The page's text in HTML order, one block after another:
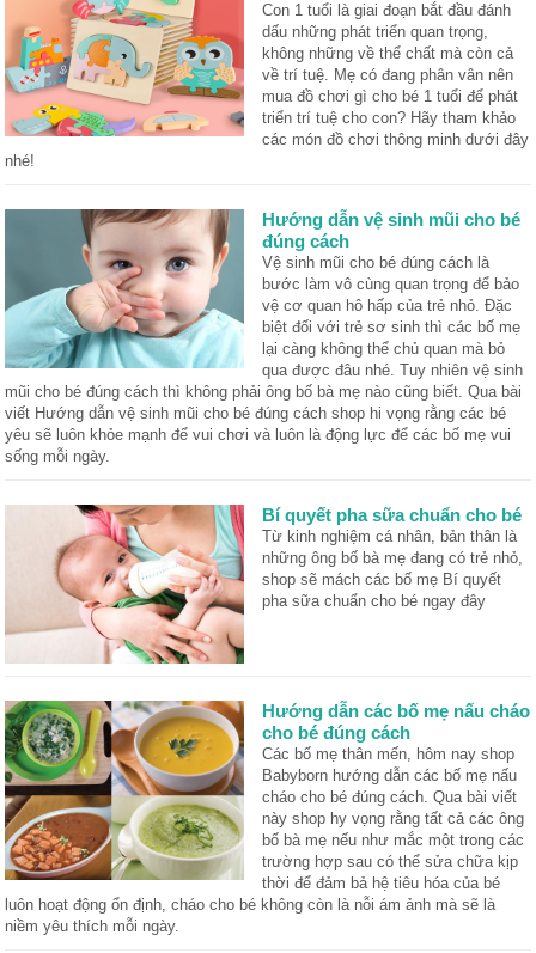
Con 1 tuổi là giai đoạn bắt đầu đánh
dấu những phát triển quan trọng,
không những về thể chất mà còn cả
về trí tuệ. Mẹ có đang phân vân nên
mua đồ chơi gì cho bé 1 tuổi để phát
triển trí tuệ cho con? Hãy tham khảo
các món đồ chơi thông minh dưới đây
nhé!
Hướng dẫn vệ sinh mũi cho bé
đúng cách
Vệ sinh mũi cho bé đúng cách là
bước làm vô cùng quan trọng để bảo
vệ cơ quan hô hấp của trẻ nhỏ. Đặc
biệt đối với trẻ sơ sinh thì các bố mẹ
lại càng không thể chủ quan mà bỏ
qua được đâu nhé. Tuy nhiên vệ sinh
mũi cho bé đúng cách thì không phải ông bố bà mẹ nào cũng biết. Qua bài
viết Hướng dẫn vệ sinh mũi cho bé đúng cách shop hi vọng rằng các bé
yêu sẽ luôn khỏe mạnh để vui chơi và luôn là động lực để các bố mẹ vui
sống mỗi ngày.
Bí quyết pha sữa chuẩn cho bé
Từ kinh nghiệm cá nhân, bản thân là
những ông bố bà mẹ đang có trẻ nhỏ,
shop sẽ mách các bố mẹ Bí quyết
pha sữa chuẩn cho bé ngay đây
Hướng dẫn các bố mẹ nấu cháo
cho bé đúng cách
Các bố mẹ thân mến, hôm nay shop
Babyborn hướng dẫn các bố mẹ nấu
cháo cho bé đúng cách. Qua bài viết
này shop hy vọng rằng tất cả các ông
bố bà mẹ nếu như mắc một trong các
trường hợp sau có thể sửa chữa kịp
thời để đảm bả hệ tiêu hóa của bé
luôn hoạt động ổn định, cháo cho bé không còn là nỗi ám ảnh mà sẽ là
niềm yêu thích mỗi ngày.